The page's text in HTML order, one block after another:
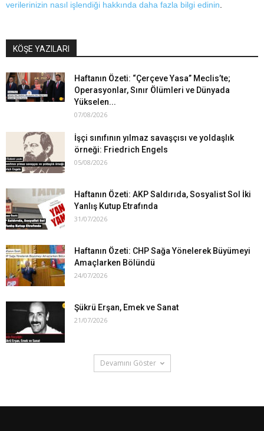
verilerinizin nasıl işlendiği hakkında daha fazla bilgi edinin
KÖŞE YAZILARI
Haftanın Özeti: “Çerçeve Yasa” Meclis’te;
Operasyonlar, Sınır Ölümleri ve Dünyada
Yükselen...
07/08/2026
İşçi sınıfının yılmaz savaşçısı ve yoldaşlık
örneği: Friedrich Engels
05/08/2026
Haftanın Özeti: AKP Saldırıda, Sosyalist Sol İki
Yanlış Kutup Etrafında
31/07/2026
Haftanın Özeti: CHP Sağa Yönelerek Büyümeyi
Amaçlarken Bölündü
24/07/2026
Şükrü Erşan, Emek ve Sanat
21/07/2026
Devamını Göster